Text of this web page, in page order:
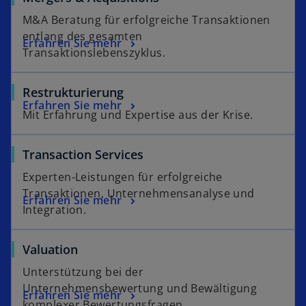
n
e
t
e
g
e
n
e
n
t
e
r
e
f
u
e
n
g
i
e
r
k
a
r
t
e
g
e
M&A Beratung für erfolgreiche Transaktionen
entlang des gesamten
Transaktionslebenszyklus.
Erfahren Sie mehr
Restrukturierung
Mit Erfahrung und Expertise aus der Krise.
Erfahren Sie mehr
Transaction Services
Experten-Leistungen für erfolgreiche
Transaktionen, Unternehmensanalyse und
Integration.
Erfahren Sie mehr
Valuation
Unterstützung bei der
Unternehmensbewertung und Bewältigung
Erfahren Sie mehr